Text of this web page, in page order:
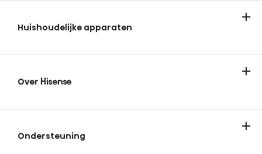
Huishoudelijke apparaten
Over Hisense
Ondersteuning